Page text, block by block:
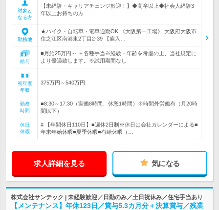
対象と
なる方
【未経験・キャリアチェンジ歓迎！】◆高卒以上◆社会人経験3
年以上お持ちの方
勤務地
★バイク・自転車・電車通勤OK 《大阪第一工場》 大阪府大阪市
住之江区南港東2丁目2-39 【雇入…
給与
■月給25万円～ ＋各種手当※経験・年齢を考慮の上、当社規定に
より優遇致します。※試用期間なし
初年度
年収
375万円～540万円
勤務
時間
■8:30～17:30（実働8時間、休憩1時間）※時間外労働有（月20時
間以下）
休日
休暇
# 【年間休日110日】■週休2日制※休日は会社カレンダーによる■
年末年始休暇■夏季休暇■有給休暇（…
求人詳細を見る 気になる
株式会社サンテック | 未経験歓迎／日勤のみ／土日祝休み／住宅手当あり
【メンテナンス】年休123日／賞与5.3カ月分＋決算賞与／残業